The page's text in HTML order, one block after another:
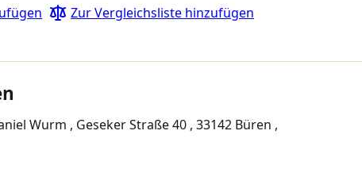
Zur Vergleichsliste hinzufügen
Wurm , Geseker Straße 40 , 33142 Büren ,